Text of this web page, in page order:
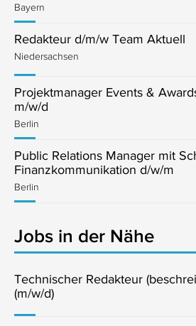
Bayern
Redakteur d/m/w Team Aktuell
Niedersachsen
Projektmanager Events &
m/w/d
Berlin
Public Relations Manager mit
Finanzkommunikation d/w/m
Berlin
Jobs in der Nähe
Technischer Redakteur
(m/w/d)